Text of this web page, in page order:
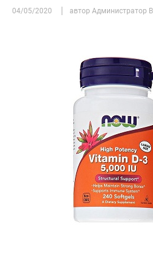
04/05/2020 автор Администратор